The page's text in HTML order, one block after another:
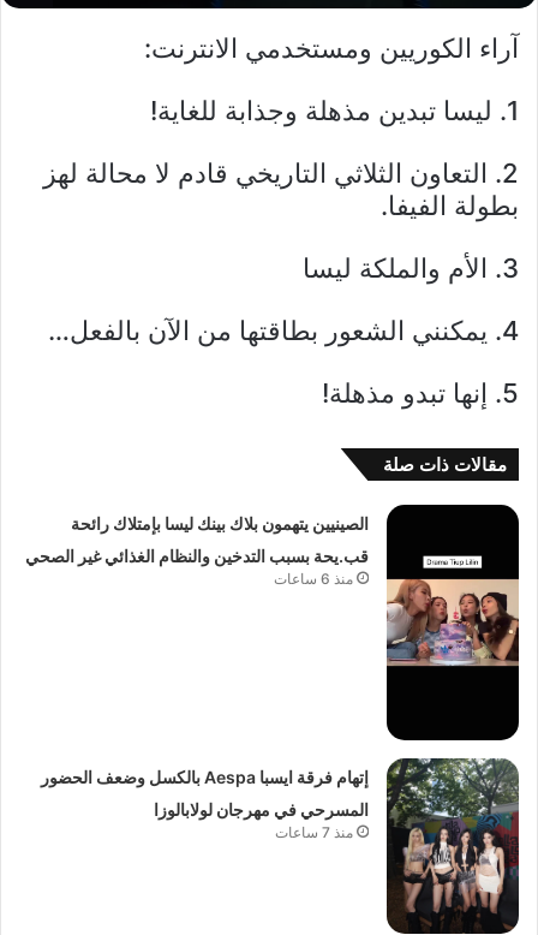
آراء الكوريين ومستخدمي الانترنت:
1. ليسا تبدين مذهلة وجذابة للغاية!
2. التعاون الثلاثي التاريخي قادم لا محالة لهز
بطولة الفيفا.
3. الأم والملكة ليسا
4. يمكنني الشعور بطاقتها من الآن بالفعل…
5. إنها تبدو مذهلة!
مقالات ذات صلة
الصينيين يتهمون بلاك بينك ليسا بإمتلاك رائحة
قب.يحة بسبب التدخين والنظام الغذائي غير الصحي
منذ 6 ساعات
إتهام فرقة ايسبا Aespa بالكسل وضعف الحضور
المسرحي في مهرجان لولابالوزا
منذ 7 ساعات